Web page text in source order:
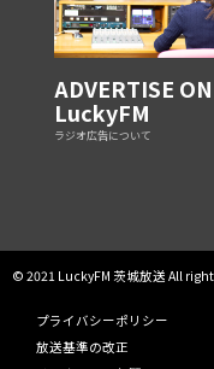
ADVERTISE ON
LuckyFM
ラジオ広告について
© 2021 LuckyFM 茨城放送 All
プライバシーポリシー
放送基準の改正